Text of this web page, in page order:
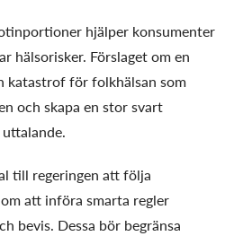
hjälper konsumenter
hälsorisker. Förslaget om en
katastrof för folkhälsan som
och skapa en stor svart
till regeringen att följa
att införa smarta regler
bevis. Dessa bör begränsa